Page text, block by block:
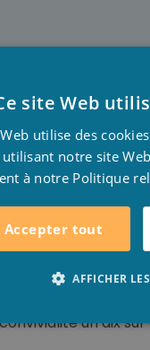
en été mais
après une
la piscine
agréable de
un dix sur
site Web
utilise des
notre site
à notre Politique
Accepter tout
AFFICHER